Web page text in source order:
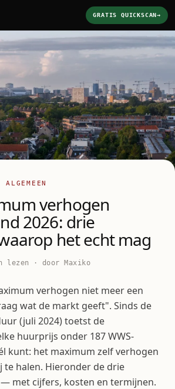
GRATIS QUICKSCAN→
verhogen
2026: drie
het echt mag
lezen · door Maxiko
verhogen niet meer een
wat de markt geeft". Sinds de
(juli 2024) toetst de
huurprijs onder 187 WWS-
kunt: het maximum zelf verhogen
halen. Hieronder de drie
met cijfers, kosten en termijnen.